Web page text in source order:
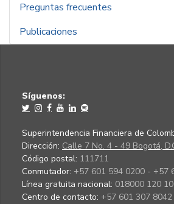
Preguntas frecuentes
Publicaciones
Síguenos:
Superintendencia Financiera de
Dirección: Calle 7 No. 4 - 49 Bogotá,
Código postal: 111711
Conmutador: +57 601 594 0200 - +57
Línea gratuita nacional: 018000 120
Centro de contacto: +57 601 307 8042